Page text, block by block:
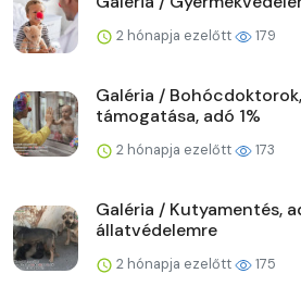
2 hónapja ezelőtt 179
Galéria /
támogatása, adó 1%
2 hónapja ezelőtt 173
Galéria / Kutyamentés,
állatvédelemre
2 hónapja ezelőtt 175